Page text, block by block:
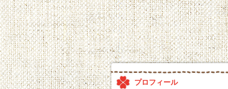
プロフィール